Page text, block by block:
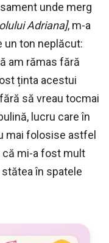
unde merg
Adriana], m-a
un ton neplăcut:
am rămas fără
ținta acestui
să vreau tocmai
lucru care în
mai folosise astfel
că mi-a fost mult
în spatele